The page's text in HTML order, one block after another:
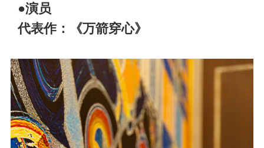
●演员
代表作：《万箭穿心》